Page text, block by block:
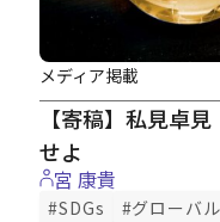
【寄稿】私見卓
せよ
メディア掲載
宮 康貴
#SDGs #グローバ